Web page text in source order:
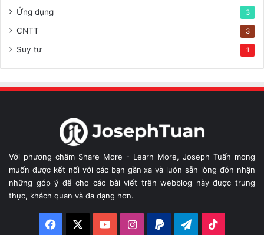
Ứng dụng 3
CNTT 3
Suy tư 1
Với phương châm Share More - Learn More, Joseph Tuấn mong
muốn được kết nối với các bạn gần xa và luôn sẵn lòng đón nhận
những góp ý để cho các bài viết trên webblog này được trung
thực, khách quan và đa dạng hơn.
Facebook YouTubeInstagram
Paypal Telegram